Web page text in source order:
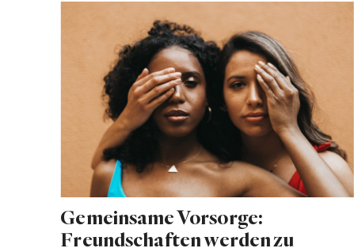
Gemeinsame Vorsorge:
Freundschaften werden zu